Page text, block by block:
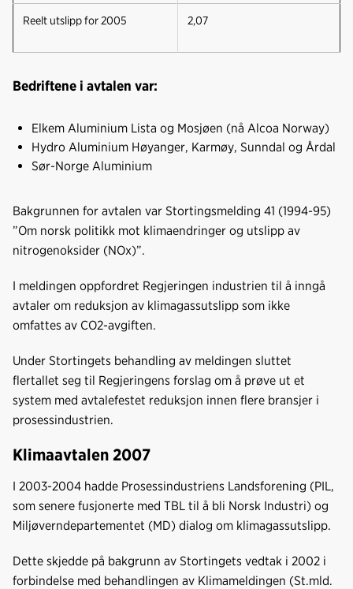
Reelt utslipp for 2005 2,07
Bedriftene i avtalen var:
Elkem Aluminium Lista og Mosjøen (nå Alcoa Norway)
Hydro Aluminium Høyanger, Karmøy, Sunndal og Årdal
Sør-Norge Aluminium
Bakgrunnen for avtalen var Stortingsmelding 41 (1994-95)
”Om norsk politikk mot klimaendringer og utslipp av
nitrogenoksider (NOx)”.
I meldingen oppfordret Regjeringen industrien til å inngå
avtaler om reduksjon av klimagassutslipp som ikke
omfattes av CO2-avgiften.
Under Stortingets behandling av meldingen sluttet
flertallet seg til Regjeringens forslag om å prøve ut et
system med avtalefestet reduksjon innen flere bransjer i
prosessindustrien.
Klimaavtalen 2007
I 2003-2004 hadde Prosessindustriens Landsforening (PIL,
som senere fusjonerte med TBL til å bli Norsk Industri) og
Miljøverndepartementet (MD) dialog om klimagassutslipp.
Dette skjedde på bakgrunn av Stortingets vedtak i 2002 i
forbindelse med behandlingen av Klimameldingen (St.mld.